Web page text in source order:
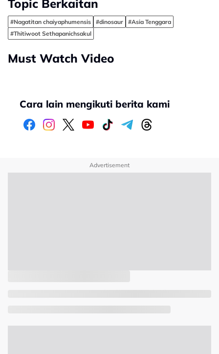
Topic Berkaitan
#Nagatitan chaiyaphumensis #dinosaur
#Asia Tenggara
#Thitiwoot Sethapanichsakul
Must Watch Video
Cara lain mengikuti berita kami
Advertisement